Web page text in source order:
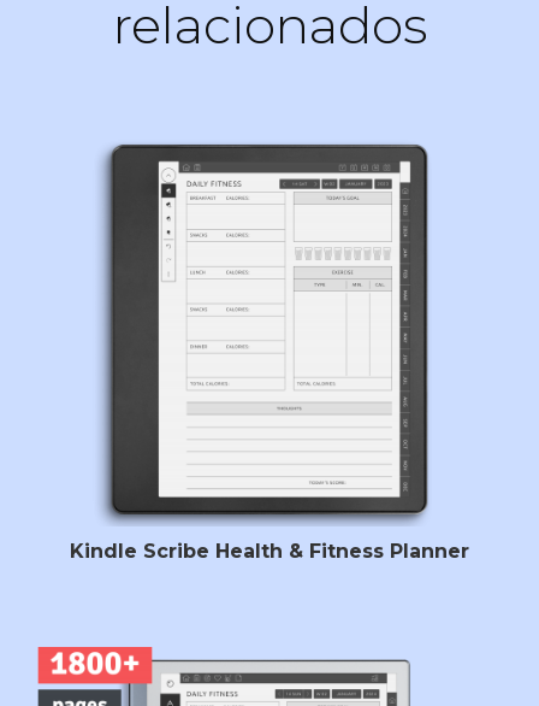
relacionados
Kindle Scribe Health & Fitness Planner